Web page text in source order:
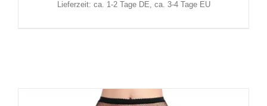
Lieferzeit: ca. 1-2 Tage DE, ca. 3-4 Tage EU